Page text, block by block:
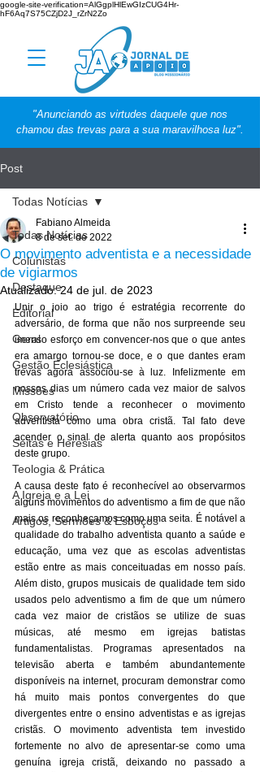
google-site-verification=AlGgplHlEwGIzCUG4Hr-
hF6Aq7S75CZjD2J_rZrN2Zo
"Anunciando as virtudes daquele que nos
chamou das trevas para a sua maravilhosa luz".
Post
Todas Notícias
Colunistas
Destaque
Editorial
Geral
Gestão Eclesiástica
Missões
Observatório
Seitas e Heresias
Teologia & Prática
A Igreja e a Lei
Artigos, Sermões & Esboços
Todas Notícias
O movimento adventista e a necessidade
de vigiarmos
Fabiano Almeida
8 de set. de 2022
Atualizado:24 de jul. de 2023
Unir o joio ao trigo é estratégia recorrente do
adversário, de forma que não nos surpreende seu
imenso esforço em convencer-nos que o que antes
era amargo tornou-se doce, e o que dantes eram
trevas agora associou-se à luz. Infelizmente em
nossos dias um número cada vez maior de salvos
em Cristo tende a reconhecer o movimento
adventista como uma obra cristã. Tal fato deve
acender o sinal de alerta quanto aos propósitos
deste grupo.
A causa deste fato é reconhecível ao observarmos
alguns movimentos do adventismo a fim de que não
mais os reconheçamos como uma seita. É notável a
qualidade do trabalho adventista quanto a saúde e
educação, uma vez que as escolas adventistas
estão entre as mais conceituadas em nosso país.
Além disto, grupos musicais de qualidade tem sido
usados pelo adventismo a fim de que um número
cada vez maior de cristãos se utilize de suas
músicas, até mesmo em igrejas batistas
fundamentalistas. Programas apresentados na
televisão aberta e também abundantemente
disponíveis na internet, procuram demonstrar como
há muito mais pontos convergentes do que
divergentes entre o ensino adventistas e as igrejas
cristãs. O movimento adventista tem investido
fortemente no alvo de apresentar-se como uma
genuína igreja cristã, deixando no passado a